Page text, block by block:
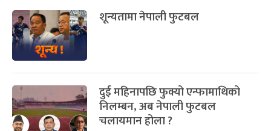
शून्यतामा नेपाली फुटबल
दुई महिनापछि फुक्यो एन्फामाथिको
निलम्बन, अब नेपाली फुटबल
चलायमान होला ?